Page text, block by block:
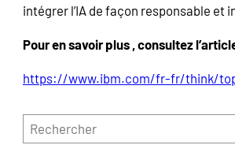
intégrer l’IA de façon responsable et
Pour en savoir plus , consultez
https://www.ibm.com/fr-fr/think/